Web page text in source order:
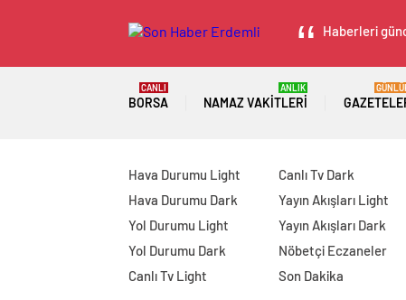
Haberleri
BORSA
CANLI
NAMAZ VAKITLERI
ANLIK
Hava Durumu Light
Hava Durumu Dark
Yol Durumu Light
Yol Durumu Dark
Canlı Tv Light
Canlı Tv Dark
Yayın Akışları Light
Yayın Akışları Dark
Nöbetçi Eczaneler
Son Dakika